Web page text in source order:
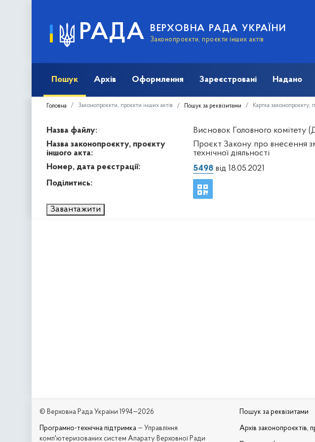
РАДА ВЕРХОВНА РАДА УКРАЇНИ
Законопроєкти, проєкти інших актів
Пошук Архів Оформлення Зареєстровані Надано
Головна Законопроєкти, проєкти інших актів Пошук за реквізитами Картка законопроєкту,
Назва файлу:
Висновок Головного комітету
Назва законопроєкту, проєкту
іншого акта:
Проєкт Закону про внесення
технічної діяльності
Номер, дата реєстрації:
5498від 18.05.2021
Поділитись:
Завантажити
© Верховна Рада України 1994—2026
Програмно-технічна підтримка — Управління
комп'ютеризованих систем Апарату Верховної Ради
Пошук за реквізитами
Архів законопроєктів,